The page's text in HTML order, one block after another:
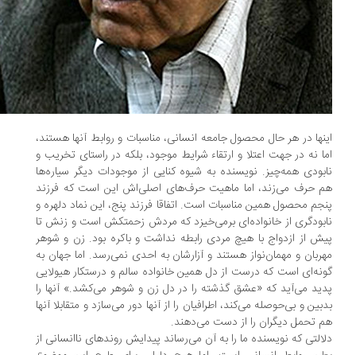
در هر حال محصول جامعه انسانی، مناسبات و روابط آنها هستند،
نه در جهت اعتلا و ارتقاء شرایط موجود، بلکه در راستای تخریب و
همه‌چیز. نویسنده به شیوه کنایی از موجودات دیگر سیاره‌ها
حرف می‌زند، اما ماهیت حرف‌های اصلی‌اش این است که فرزند
محصول همین مناسبات است. اتفاقا فرزند پنج، این نماد دلهره و
از خانواده‌ای برمی‌خیزد که مردش زحمتکش است و زنش تا
از ازدواج با هیچ مردی رابطه نداشت و باکره بود. زن و شوهر
و مهمان‌نواز هستند و آزارشان به احدی نمی‌رسد. اما جهان به
است که درست از دل همین خانواده سالم و درستکار هیولایی
می‌آید که «عشق گذشته را در دل زن و شوهر می‌کشد.» آنها را
و بی‌حوصله می‌کند، اطرافیان را از آنها دور می‌سازد و متقابلا آنها
تحمل دیگران را از دست می‌دهند.
که نویسنده ما را به آن می‌رساند پیدایش روندهای ناانسانی از